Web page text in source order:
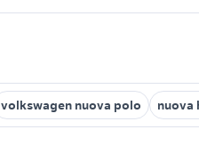
volkswagen nuova polo nuova